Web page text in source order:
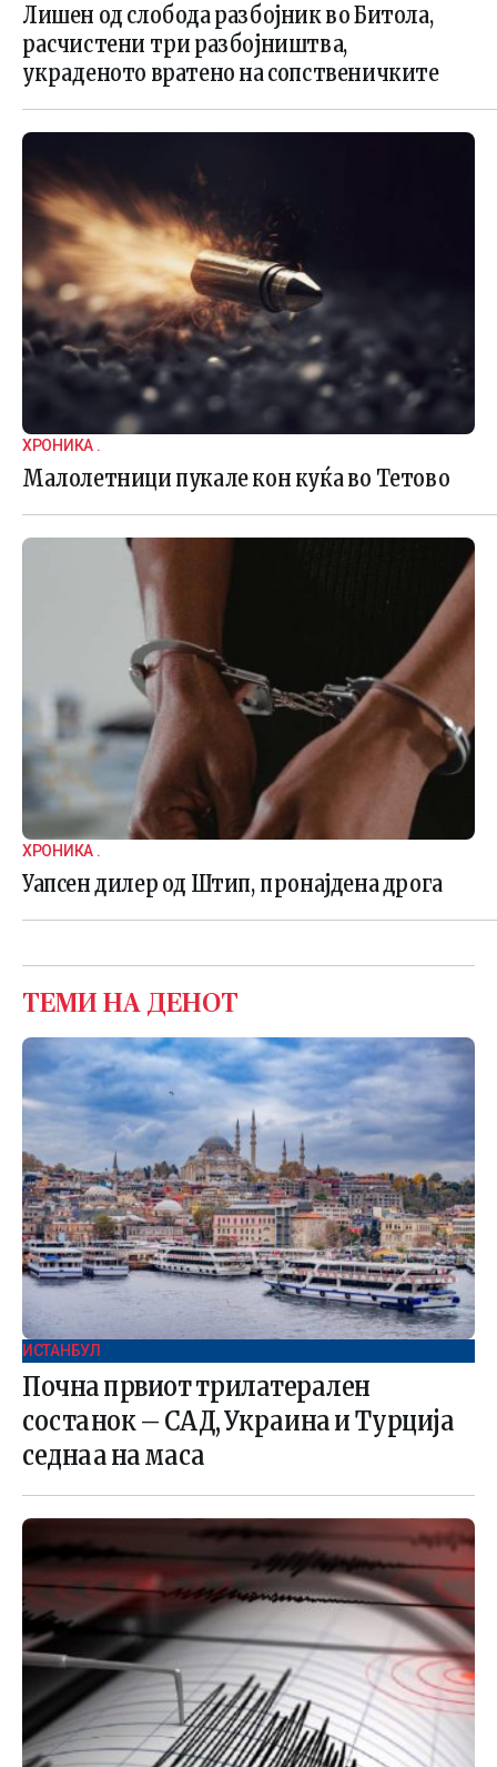
Лишен од слобода разбојник во Битола,
расчистени три разбојништва,
украденото вратено на сопственичките
ХРОНИКА .
Малолетници пукале кон куќа во Тетово
ХРОНИКА .
Уапсен дилер од Штип, пронајдена дрога
ТЕМИ НА ДЕНОТ
ИСТАНБУЛ
Почна првиот трилатерален
состанок – САД, Украина и Турција
седнаа на маса